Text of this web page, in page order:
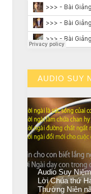
AUDIO SUY
// VIEW
Audio Suy
Lời Chúa thứ
Thường Niên
CHUYỆN Ý
ĐÊM NOEL
CHUYỆN Ý